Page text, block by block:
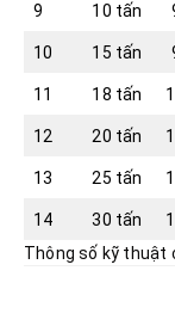
9 10 tấn
10 15 tấn
11 18 tấn
12 20 tấn
13 25 tấn
14 30 tấn
Thông số kỹ thuật